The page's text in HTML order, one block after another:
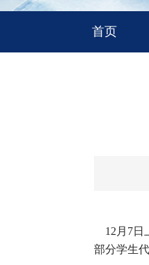
首页
12月7
部分学生